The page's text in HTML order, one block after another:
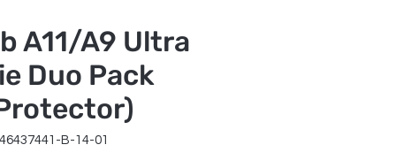
A11/A9 Ultra
Duo Pack
B-14-01